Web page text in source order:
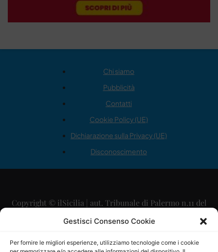
Gestisci Consenso Cookie
Per fornire le migliori esperienze, utilizziamo tecnologie come i cookie
Chi siamo
Pubblicità
Contatti
Cookie Policy (UE)
Dichiarazione sulla Privacy (UE)
Disconoscimento
Copyright © ilSicilia | aut. Tribunale di Palermo n.11 del
29/09/2015